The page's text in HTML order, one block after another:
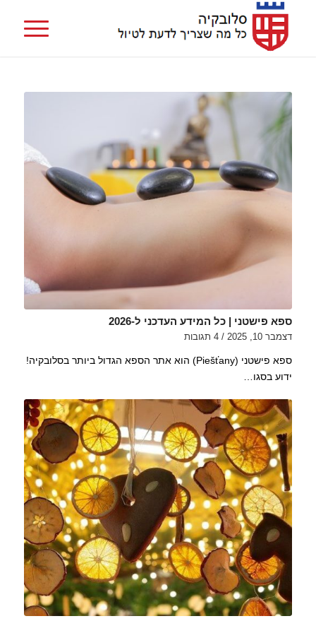
ספא פישטני | כל המידע העדכני ל-2026
דצמבר 10, 2025 / 4 תגובות
ספא פישטני (Piešťany) הוא אתר הספא הגדול ביותר בסלובקיה!
ידוע בסגו…